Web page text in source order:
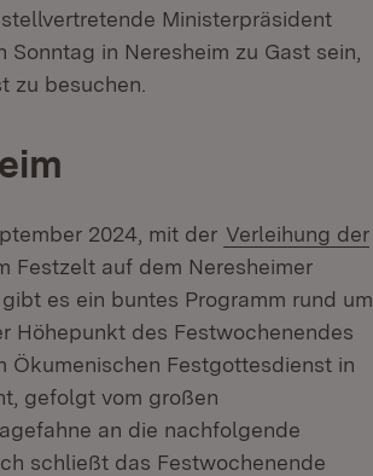
Fenster)
stellvertretende Ministerpräsident
in Neresheim zu Gast sein,
zu besuchen.
2024, mit der Verleihung der
Festzelt auf dem Neresheimer
es ein buntes Programm rund um
Höhepunkt des Festwochenendes
Ökumenischen Festgottesdienst in
in neuem Fenster)
gefolgt vom großen
an die nachfolgende
schließt das Festwochenende